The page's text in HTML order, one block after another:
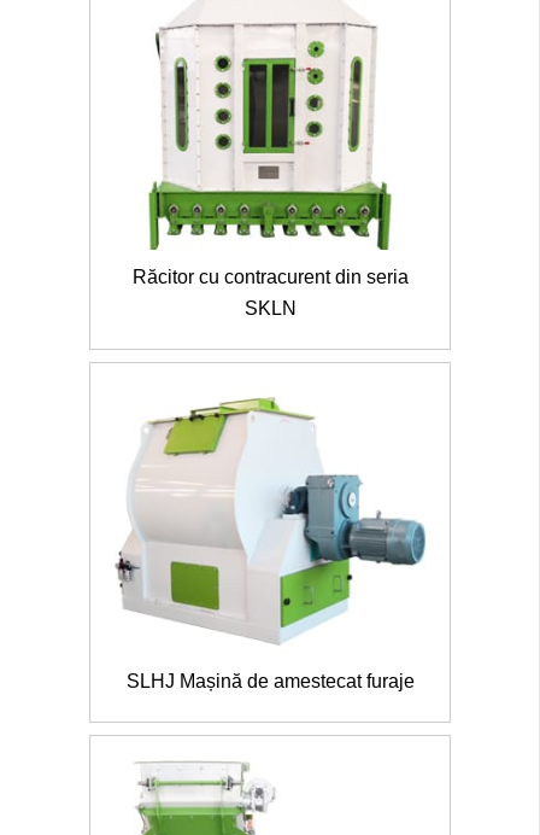
Răcitor cu contracurent din seria
SKLN
SLHJ Mașină de amestecat furaje